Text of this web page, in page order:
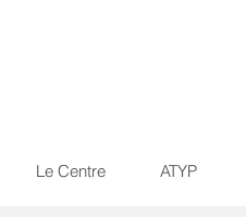
Le Centre ATYP